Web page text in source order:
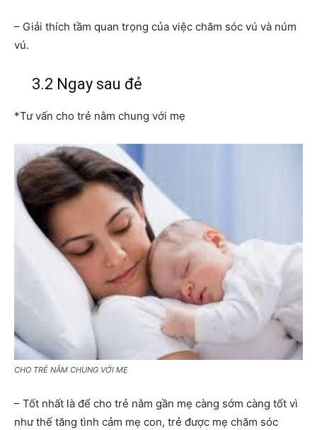
– Giải thích tầm quan trọng của việc chăm sóc vú và núm
vú.
3.2 Ngay sau đẻ
*Tư vấn cho trẻ nằm chung với mẹ
CHO TRẺ NẰM CHUNG VỚI MẸ
– Tốt nhất là để cho trẻ nằm gần mẹ càng sớm càng tốt vì
như thế tăng tình cảm mẹ con, trẻ được mẹ chăm sóc